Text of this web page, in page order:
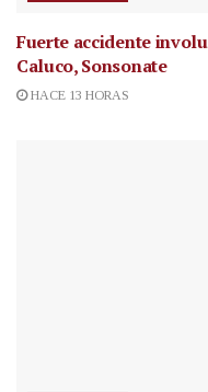
Fuerte accidente
Caluco, Sonsonate
HACE 13 HORAS